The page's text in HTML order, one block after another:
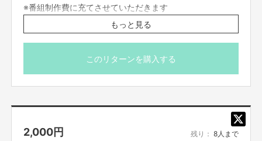
※番組制作費に充てさせていただきます
※サイズ 7cm×7cm以内
※送料はご支援額に含まれております。
※国内発送のみに限らせていただきます。
※画像はイメージ画像です。
もっと見る
このリターンを購入する
2,000円 残り： 8人まで